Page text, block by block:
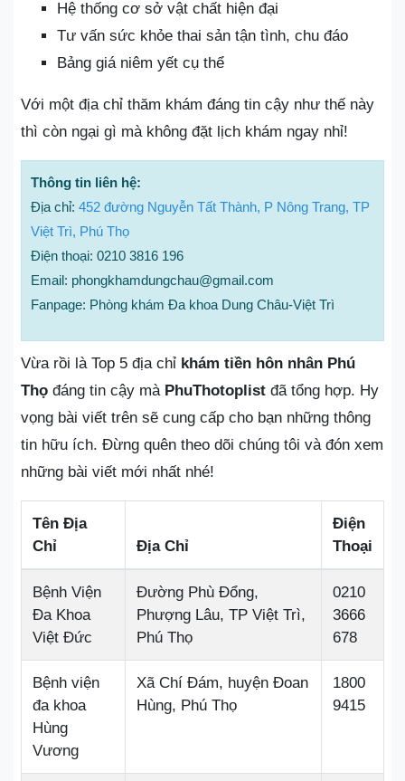
Hệ thống cơ sở vật chất hiện đại
Tư vấn sức khỏe thai sản tận tình, chu đáo
Bảng giá niêm yết cụ thể
Với một địa chỉ thăm khám đáng tin cậy như thế này
thì còn ngại gì mà không đặt lịch khám ngay nhỉ!
Thông tin liên hệ:
Địa chỉ: 452 đường Nguyễn Tất Thành, P Nông Trang, TP
Việt Trì, Phú Thọ
Điện thoại: 0210 3816 196
Email: phongkhamdungchau@gmail.com
Fanpage: Phòng khám Đa khoa Dung Châu-Việt Trì
Vừa rồi là Top 5 địa chỉ khám tiền hôn nhân Phú
Thọ đáng tin cậy mà PhuThotoplist đã tổng hợp. Hy
vọng bài viết trên sẽ cung cấp cho bạn những thông
tin hữu ích. Đừng quên theo dõi chúng tôi và đón xem
những bài viết mới nhất nhé!
Tên Địa
Chỉ
Địa Chỉ
Điện
Thoại
Bệnh Viện
Đa Khoa
Việt Đức
Đường Phù Đổng,
Phượng Lâu, TP Việt Trì,
Phú Thọ
0210
3666
678
Bệnh viện
đa khoa
Hùng
Vương
Xã Chí Đám, huyện Đoan
Hùng, Phú Thọ
1800
9415